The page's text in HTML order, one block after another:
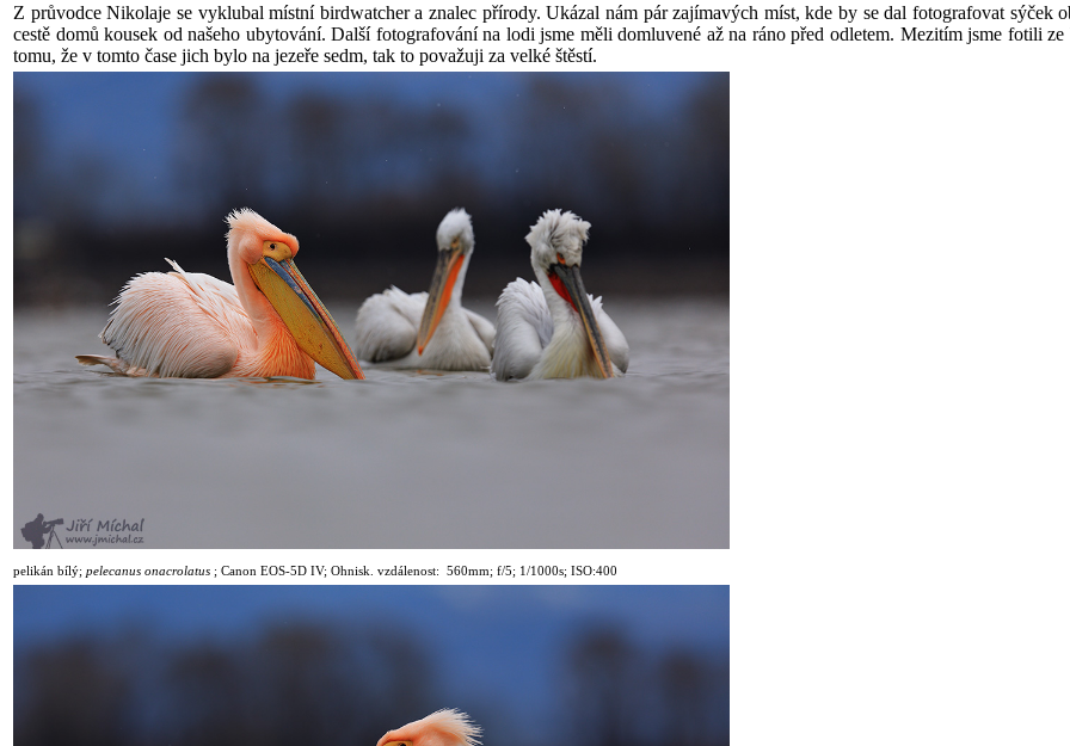
Z průvodce Nikolaje se vyklubal místní birdwatcher a znalec přírody. Ukázal nám pár zajímavých míst, kde by se dal fotografovat sýček
cestě domů kousek od našeho ubytování. Další fotografování na lodi jsme měli domluvené až na ráno před odletem. Mezitím jsme fotili
tomu, že v tomto čase jich bylo na jezeře sedm, tak to považuji za velké štěstí.
pelikán bílý; pelecanus onacrolatus ; Canon EOS-5D IV; Ohnisk. vzdálenost: 560mm; f/5; 1 /1000s; ISO:400